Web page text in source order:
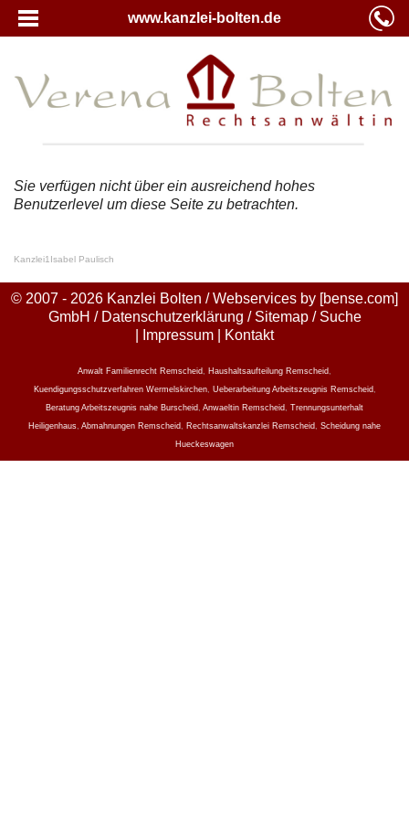
www.kanzlei-bolten.de
Sie verfügen nicht über ein ausreichend hohes
Benutzerlevel um diese Seite zu betrachten.
Kanzlei1 Isabel Paulisch
© 2007 - 2026 Kanzlei Bolten / Webservices by [bense.com]
GmbH / Datenschutzerklärung / Sitemap/ Suche
Impressum Kontakt
Anwalt Familienrecht Remscheid Haushaltsaufteilung Remscheid
Kuendigungsschutzverfahren Wermelskirchen, Ueberarbeitung Arbeitszeugnis Remscheid
Beratung Arbeitszeugnis nahe Burscheid Anwaeltin Remscheid
Trennungsunterhalt
Heiligenhaus Abmahnungen Remscheid Rechtsanwaltskanzlei Remscheid
Scheidung nahe
Hueckeswagen